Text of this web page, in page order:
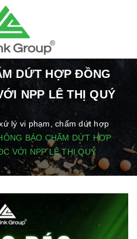
DỨT HỢP ĐỒNG
NPP LÊ THỊ QUÝ
lý vi phạm, chấm dứt hợp
BÁO CHẤM DỨT HỢP
VỚI NPP LÊ THỊ QUÝ